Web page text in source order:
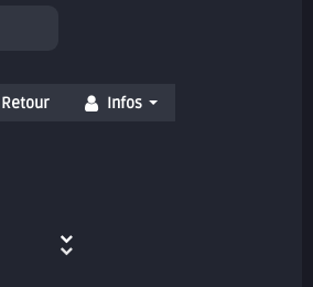
Retour Infos